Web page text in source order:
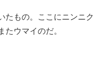
たもの。ここにニンニク
たウマイのだ。